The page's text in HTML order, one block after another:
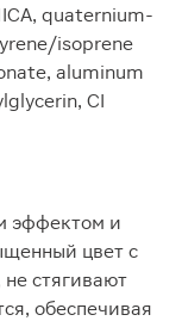
quaternium-
isoprene
aluminum
CI
эффектом и
цвет с
стягивают
обеспечивая